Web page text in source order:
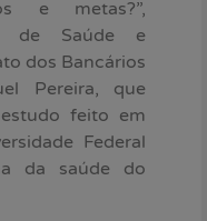
e metas?”,
de Saúde e
dos Bancários
Pereira, que
feito em
Federal
da saúde do